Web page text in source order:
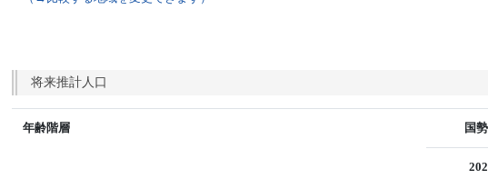
将来推計人口
年齢階層 国